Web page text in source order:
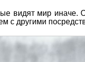
видят мир иначе.
с другими